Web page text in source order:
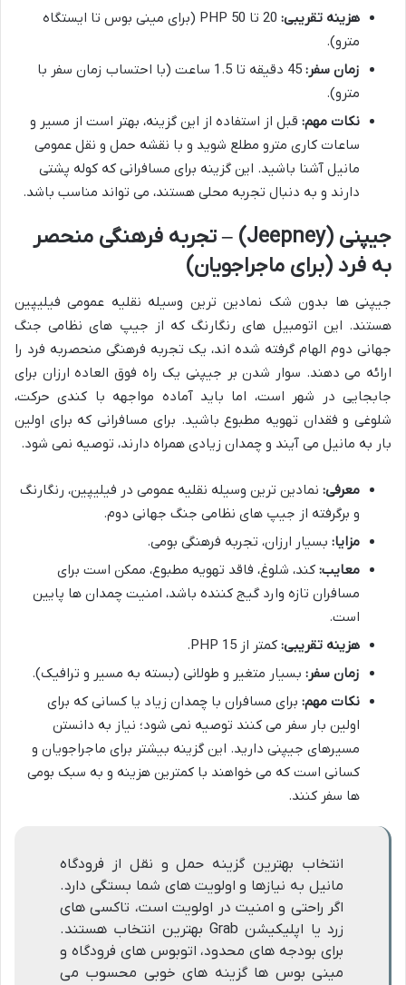
هزینه تقریبی:
20 تا 50 PHP (برای مینی بوس تا ایستگاه
مترو).
زمان سفر:
45 دقیقه تا 1.5 ساعت (با احتساب زمان سفر با
مترو).
نکات مهم: قبل از استفاده از این گزینه، بهتر است از مسیر و
ساعات کاری مترو مطلع شوید و با نقشه حمل و نقل عمومی
مانیل آشنا باشید. این گزینه برای مسافرانی که کوله پشتی
دارند و به دنبال تجربه محلی هستند، می تواند مناسب باشد.
جیپنی (Jeepney) – تجربه فرهنگی منحصر
به فرد (برای ماجراجویان)
جیپنی ها بدون شک نمادین ترین وسیله نقلیه عمومی فیلیپین
هستند. این اتومبیل های رنگارنگ که از جیپ های نظامی جنگ
جهانی دوم الهام گرفته شده اند، یک تجربه فرهنگی منحصربه فرد را
ارائه می دهند. سوار شدن بر جیپنی یک راه فوق العاده ارزان برای
جابجایی در شهر است، اما باید آماده مواجهه با کندی حرکت،
شلوغی و فقدان تهویه مطبوع باشید. برای مسافرانی که برای اولین
بار به مانیل می آیند و چمدان زیادی همراه دارند، توصیه نمی شود.
معرفی: نمادین ترین وسیله نقلیه عمومی در فیلیپین، رنگارنگ
و برگرفته از جیپ های نظامی جنگ جهانی دوم.
مزایا: بسیار ارزان، تجربه فرهنگی بومی.
معایب: کند، شلوغ، فاقد تهویه مطبوع، ممکن است برای
مسافران تازه وارد گیج کننده باشد، امنیت چمدان ها پایین
است.
هزینه تقریبی: کمتر از 15 PHP.
زمان سفر: بسیار متغیر و طولانی (بسته به مسیر و ترافیک).
نکات مهم: برای مسافران با چمدان زیاد یا کسانی که برای
اولین بار سفر می کنند توصیه نمی شود؛ نیاز به دانستن
مسیرهای جیپنی دارید. این گزینه بیشتر برای ماجراجویان و
کسانی است که می خواهند با کمترین هزینه و به سبک بومی
ها سفر کنند.
انتخاب بهترین گزینه حمل و نقل از فرودگاه
مانیل به نیازها و اولویت های شما بستگی دارد.
اگر راحتی و امنیت در اولویت است، تاکسی های
زرد یا اپلیکیشن Grab بهترین انتخاب هستند.
برای بودجه های محدود، اتوبوس های فرودگاه و
مینی بوس ها گزینه های خوبی محسوب می